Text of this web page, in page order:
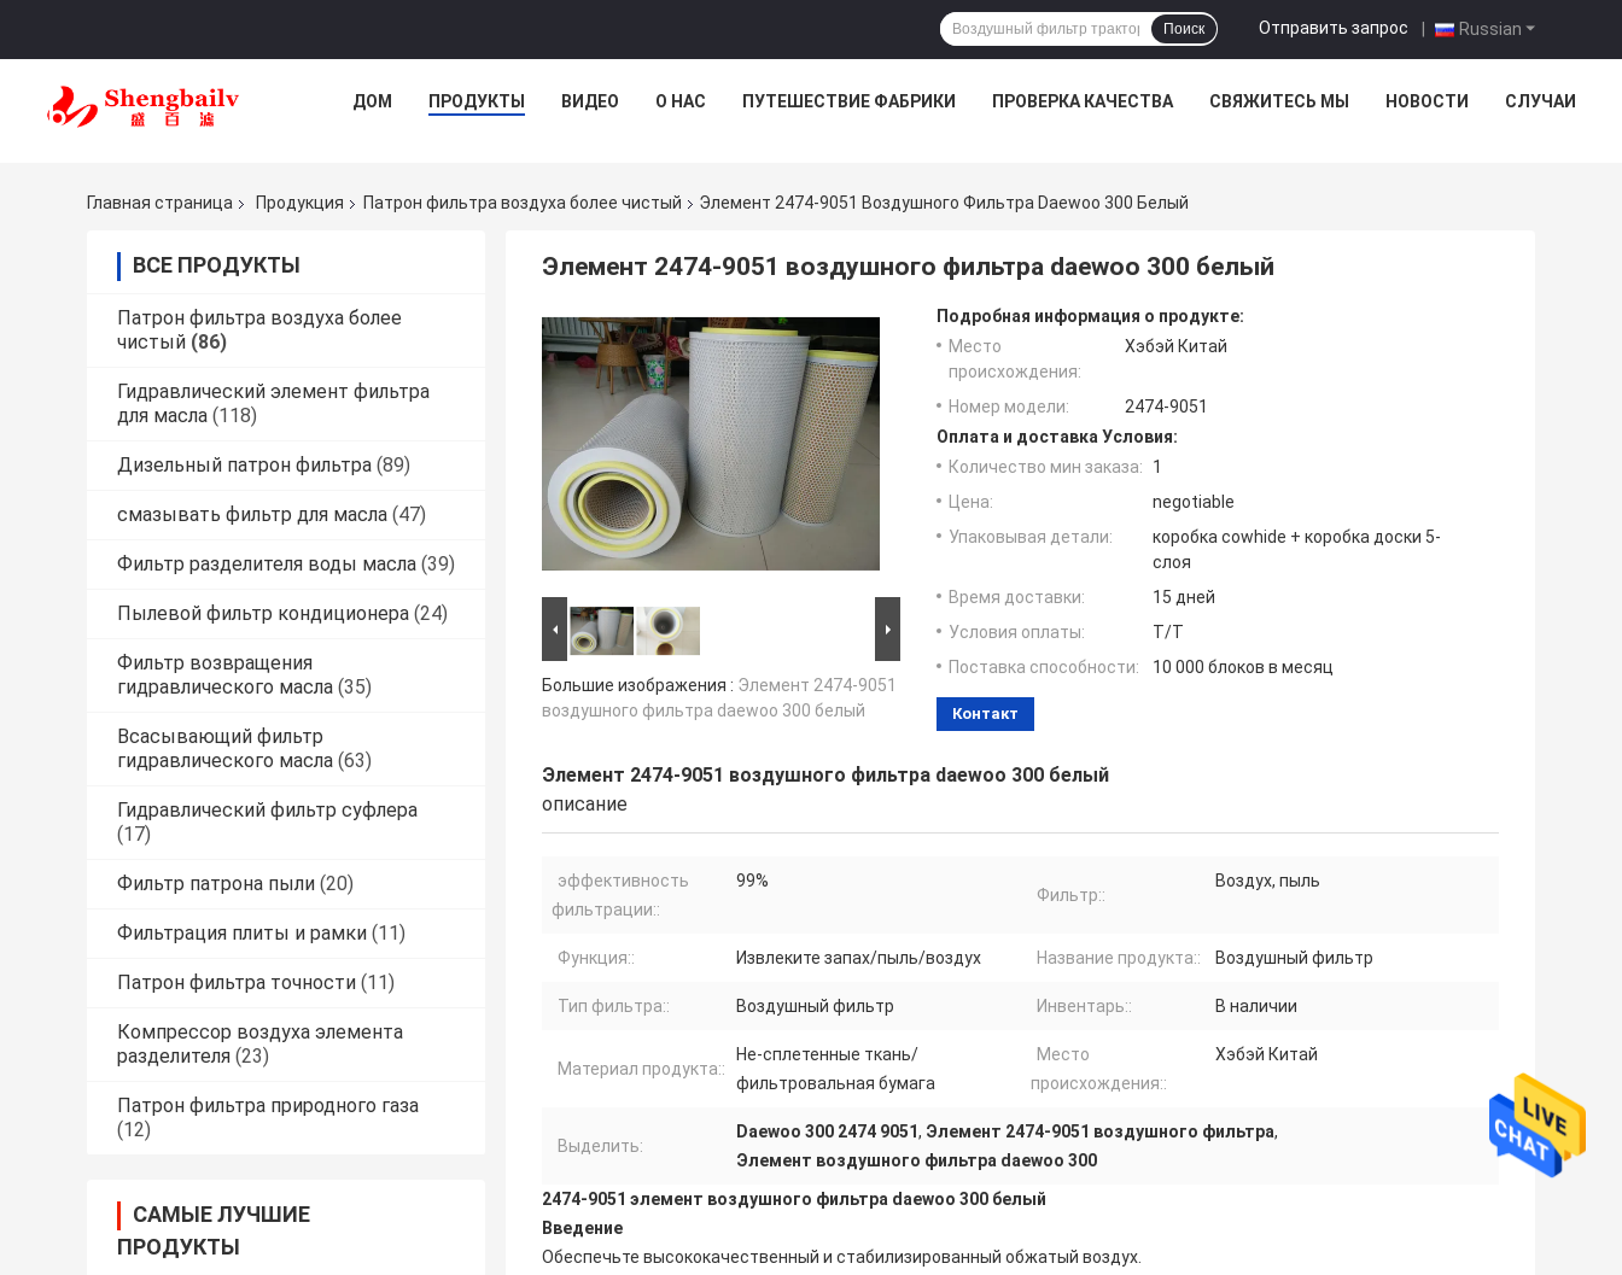
Russian
Отправить запрос |
Поиск
ДОМ ПРОДУКТЫ ВИДЕО О НАС ПУТЕШЕСТВИЕ ФАБРИКИ ПРОВЕРКА КАЧЕСТВА СВЯЖИТЕСЬ МЫ НОВОСТИ СЛУЧАИ
Главная страница Продукция Патрон фильтра воздуха более чистый Элемент 2474-9051 Воздушного Фильтра Daewoo 300 Белый
ВСЕ ПРОДУКТЫ
Патрон фильтра воздуха более
чистый (86)
Гидравлический элемент фильтра
для масла (118)
Дизельный патрон фильтра (89)
смазывать фильтр для масла (47)
Фильтр разделителя воды масла (39)
Пылевой фильтр кондиционера (24)
Фильтр возвращения
гидравлического масла (35)
Всасывающий фильтр
гидравлического масла (63)
Гидравлический фильтр суфлера
(17)
Фильтр патрона пыли (20)
Фильтрация плиты и рамки (11)
Патрон фильтра точности (11)
Компрессор воздуха элемента
разделителя (23)
Патрон фильтра природного газа
(12)
САМЫЕ ЛУЧШИЕ
ПРОДУКТЫ
Элемент 2474-9051 воздушного фильтра daewoo 300 белый
Большие изображения : Элемент 2474-9051
воздушного фильтра daewoo 300 белый
Подробная информация о продукте:
Место
происхождения:
Хэбэй Китай
Номер модели:
2474-9051
Оплата и доставка Условия:
Количество мин заказа:
1
Цена:
negotiable
Упаковывая детали:
коробка cowhide + коробка доски 5-
слоя
Время доставки:
15 дней
Условия оплаты:
T/T
Поставка способности:
10 000 блоков в месяц
Контакт
Элемент 2474-9051 воздушного фильтра daewoo 300 белый
описание
эффективность
фильтрации::
99%
Фильтр::
Воздух, пыль
Функция:: Извлеките запах/пыль/воздух Название продукта:: Воздушный фильтр
Тип фильтра:: Воздушный фильтр Инвентарь:: В наличии
Материал продукта::
Не-сплетенные ткань/
фильтровальная бумага
Место
происхождения::
Хэбэй Китай
Выделить:
Daewoo 300 2474 9051, Элемент 2474-9051 воздушного фильтра,
Элемент воздушного фильтра daewoo 300
2474-9051 элемент воздушного фильтра daewoo 300 белый
Введение
Обеспечьте высококачественный и стабилизированный обжатый воздух.